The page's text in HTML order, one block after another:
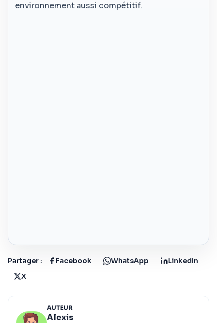
environnement aussi compétitif.
Partager : Facebook WhatsApp
LinkedIn
X
AUTEUR
Alexis